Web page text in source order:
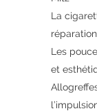
La
Les
et